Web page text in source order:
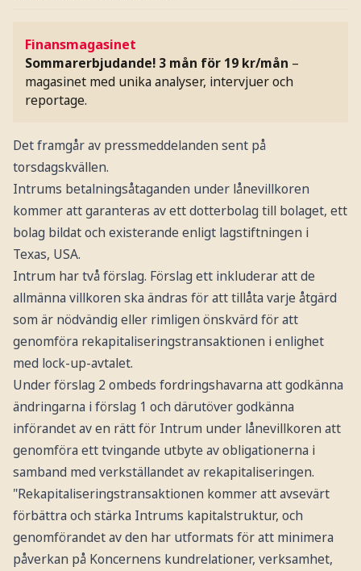
Finansmagasinet
Sommarerbjudande! 3 mån för 19 kr/mån –
magasinet med unika analyser, intervjuer och
reportage.
Det framgår av pressmeddelanden sent på
torsdagskvällen.
Intrums betalningsåtaganden under lånevillkoren
kommer att garanteras av ett dotterbolag till bolaget, ett
bolag bildat och existerande enligt lagstiftningen i
Texas, USA.
Intrum har två förslag. Förslag ett inkluderar att de
allmänna villkoren ska ändras för att tillåta varje åtgärd
som är nödvändig eller rimligen önskvärd för att
genomföra rekapitaliseringstransaktionen i enlighet
med lock-up-avtalet.
Under förslag 2 ombeds fordringshavarna att godkänna
ändringarna i förslag 1 och därutöver godkänna
införandet av en rätt för Intrum under lånevillkoren att
genomföra ett tvingande utbyte av obligationerna i
samband med verkställandet av rekapitaliseringen.
"Rekapitaliseringstransaktionen kommer att avsevärt
förbättra och stärka Intrums kapitalstruktur, och
genomförandet av den har utformats för att minimera
påverkan på Koncernens kundrelationer, verksamhet,